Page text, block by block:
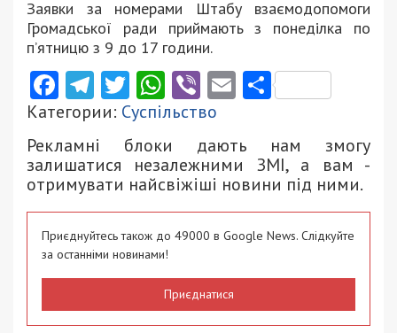
Заявки за номерами Штабу взаємодопомоги
Громадської ради приймають з понеділка по
п’ятницю з 9 до 17 години.
Facebook
Telegram
Twitter
WhatsApp
ViberEmail
Категории: Суспільство
Рекламні блоки дають нам змогу
залишатися незалежними ЗМІ, а вам -
отримувати найсвіжіші новини під ними.
Приєднуйтесь також до 49000 в Google News. Слідкуйте
за останніми новинами!
Приєднатися